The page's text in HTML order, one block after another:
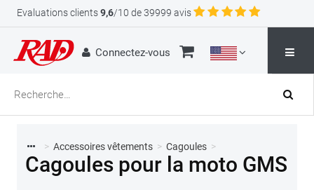
Evaluations clients9,6/10 de 39999 avis
Connectez-vous
> Accessoires vêtements > Cagoules >
Cagoules pour la moto GMS